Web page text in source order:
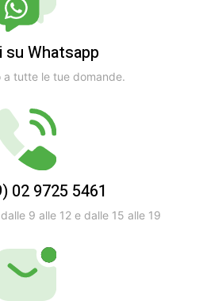
su Whatsapp
a tutte le tue domande.
02 9725 5461
9 alle 12 e dalle 15 alle 19